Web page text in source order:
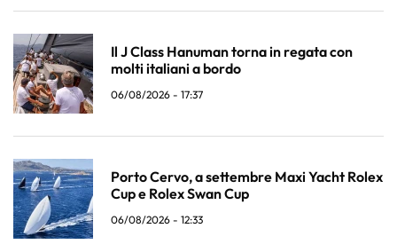
Il J Class Hanuman torna in regata con
molti italiani a bordo
06/08/2026 - 17:37
Porto Cervo, a settembre Maxi Yacht Rolex
Cup e Rolex Swan Cup
06/08/2026 - 12:33